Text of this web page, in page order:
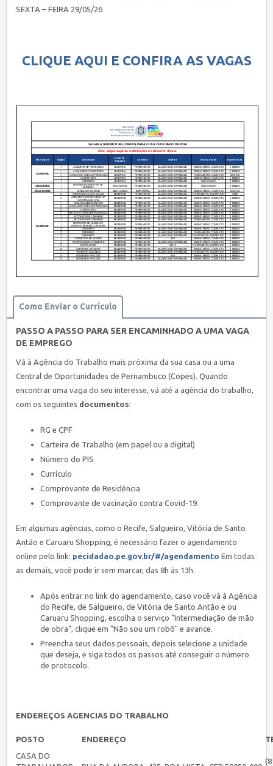
SEXTA – FEIRA 29/05/26
CLIQUE AQUI E CONFIRA AS VAGAS
Como Enviar o Currículo
PASSO A PASSO PARA SER ENCAMINHADO A UMA VAGA
DE EMPREGO
Vá à Agência do Trabalho mais próxima da sua casa ou a uma
Central de Oportunidades de Pernambuco (Copes). Quando
encontrar uma vaga do seu interesse, vá até a agência do trabalho,
com os seguintes documentos:
RG e CPF
Carteira de Trabalho (em papel ou a digital)
Número do PIS
Currículo
Comprovante de Residência
Comprovante de vacinação contra Covid-19.
Em algumas agências, como o Recife, Salgueiro, Vitória de Santo
Antão e Caruaru Shopping, é necessário fazer o agendamento
online pelo link: pecidadao.pe.gov.br/#/agendamento Em todas
as demais, você pode ir sem marcar, das 8h às 13h.
Após entrar no link do agendamento, caso você vá à Agência
do Recife, de Salgueiro, de Vitória de Santo Antão e ou
Caruaru Shopping, escolha o serviço "Intermediação de mão
de obra", clique em "Não sou um robô" e avance.
Preencha seus dados pessoais, depois selecione a unidade
que deseja, e siga todos os passos até conseguir o número
de protocolo.
ENDEREÇOS AGENCIAS DO TRABALHO
POSTO ENDEREÇO
CASA DO